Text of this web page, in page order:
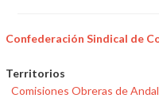
Confederación Sindical de
Territorios
Comisiones Obreras de